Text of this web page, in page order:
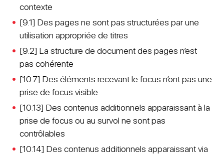
contexte
[9.1] Des pages ne sont pas structurées par une
utilisation appropriée de titres
[9.2] La structure de document des pages n’est
pas cohérente
[10.7] Des éléments recevant le focus n’ont pas une
prise de focus visible
[10.13] Des contenus additionnels apparaissant à la
prise de focus ou au survol ne sont pas
contrôlables
[10.14] Des contenus additionnels apparaissant via